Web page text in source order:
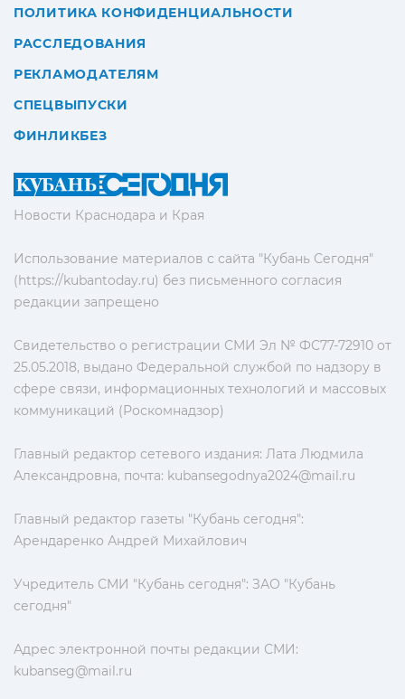
Новости Краснодара и Края
Использование материалов с сайта "Кубань Сегодня"
(https://kubantoday.ru) без письменного согласия
редакции запрещено
Свидетельство о регистрации СМИ Эл № ФС77-72910 от
25.05.2018, выдано Федеральной службой по надзору в
сфере связи, информационных технологий и массовых
коммуникаций (Роскомнадзор)
Главный редактор сетевого издания: Лата Людмила
Александровна, почта: kubansegodnya2024@mail.ru
Главный редактор газеты "Кубань сегодня":
Арендаренко Андрей Михайлович
Учредитель СМИ "Кубань сегодня": ЗАО "Кубань
сегодня"
Адрес электронной почты редакции СМИ:
kubanseg@mail.ru
ПОЛИТИКА КОНФИДЕНЦИАЛЬНОСТИ
РАССЛЕДОВАНИЯ
РЕКЛАМОДАТЕЛЯМ
СПЕЦВЫПУСКИ
ФИНЛИКБЕЗ